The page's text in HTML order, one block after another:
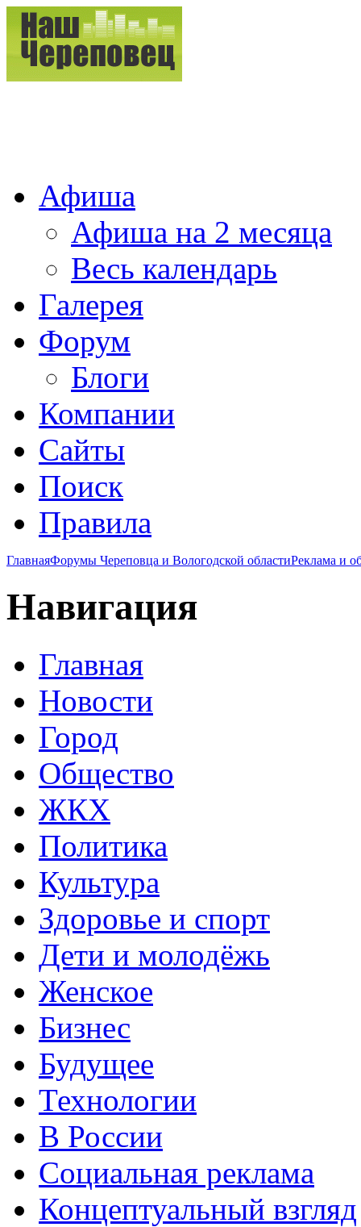
Афиша
Афиша на 2 месяца
Весь календарь
Галерея
Форум
Блоги
Компании
Сайты
Поиск
Правила
ГлавнаяФорумы Череповца и Вологодской областиРеклама и
Навигация
Главная
Новости
Город
Общество
ЖКХ
Политика
Культура
Здоровье и спорт
Дети и молодёжь
Женское
Бизнес
Будущее
Технологии
В России
Социальная реклама
Концептуальный взгляд